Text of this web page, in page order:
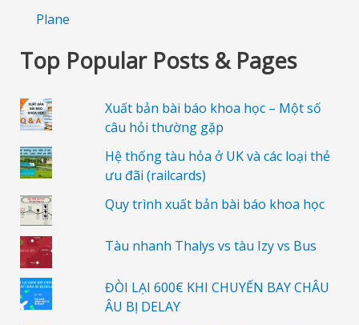
Plane
Top Popular Posts & Pages
Xuất bản bài báo khoa học – Một số
câu hỏi thường gặp
Hệ thống tàu hỏa ở UK và các loại thẻ
ưu đãi (railcards)
Quy trình xuất bản bài báo khoa học
Tàu nhanh Thalys vs tàu Izy vs Bus
ĐÒI LẠI 600€ KHI CHUYẾN BAY CHÂU
ÂU BỊ DELAY